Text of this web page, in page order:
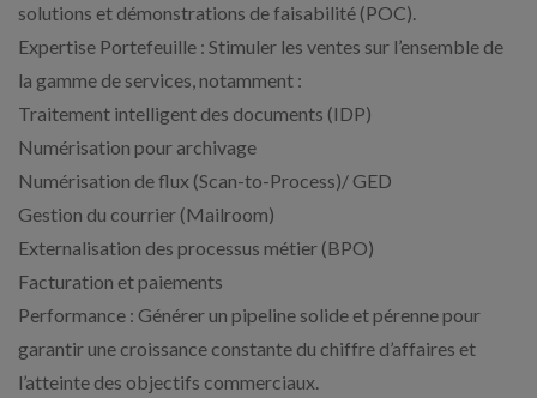
solutions et démonstrations de faisabilité (POC).
Expertise Portefeuille : Stimuler les ventes sur l’ensemble de
la gamme de services, notamment :
Traitement intelligent des documents (IDP)
Numérisation pour archivage
Numérisation de flux (Scan-to-Process)/ GED
Gestion du courrier (Mailroom)
Externalisation des processus métier (BPO)
Facturation et paiements
Performance : Générer un pipeline solide et pérenne pour
garantir une croissance constante du chiffre d’affaires et
l’atteinte des objectifs commerciaux.